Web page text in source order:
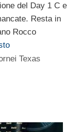
del Day 1 C e
Resta in
Rocco
Texas